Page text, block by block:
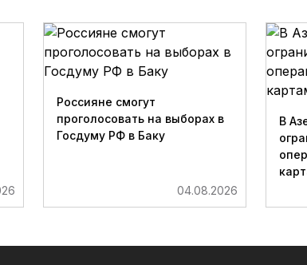
Россияне смогут
проголосовать на выборах в
Госдуму РФ в Баку
04.08.2026
В